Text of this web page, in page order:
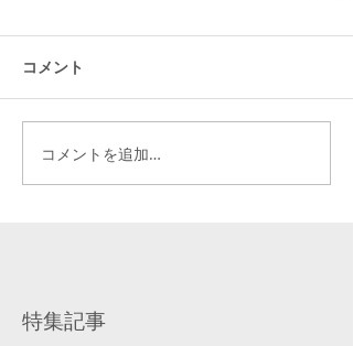
コメント
コメントを追加…
特集記事